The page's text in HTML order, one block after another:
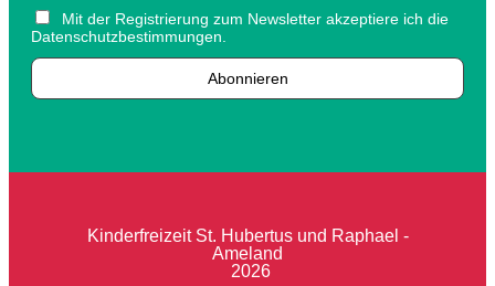
Mit der Registrierung zum Newsletter akzeptiere ich die
Datenschutzbestimmungen.
Kinderfreizeit St. Hubertus und Raphael -
Ameland
2026